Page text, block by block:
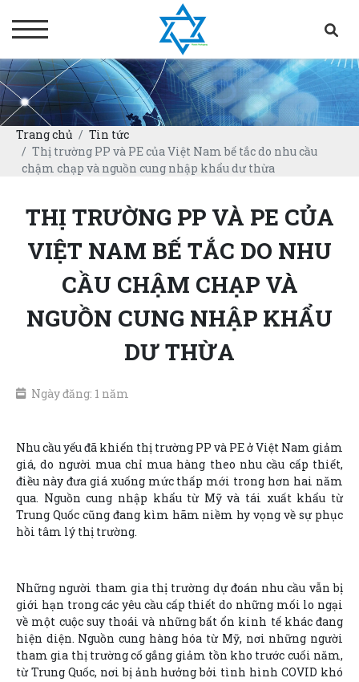
Trang chủ
Tin tức
Thị trường PP và PE của Việt Nam bế tắc do nhu cầu
chậm chạp và nguồn cung nhập khẩu dư thừa
THỊ TRƯỜNG PP VÀ PE CỦA
VIỆT NAM BẾ TẮC DO NHU
CẦU CHẬM CHẠP VÀ
NGUỒN CUNG NHẬP KHẨU
DƯ THỪA
Ngày đăng: 1 năm
Nhu cầu yếu đã khiến thị trường PP và PE ở Việt Nam giảm
giá, do người mua chỉ mua hàng theo nhu cầu cấp thiết,
điều này đưa giá xuống mức thấp mới trong hơn hai năm
qua. Nguồn cung nhập khẩu từ Mỹ và tái xuất khẩu từ
Trung Quốc cũng đang kìm hãm niềm hy vọng về sự phục
hồi tâm lý thị trường.
Những người tham gia thị trường dự đoán nhu cầu vẫn bị
giới hạn trong các yêu cầu cấp thiết do những mối lo ngại
về một cuộc suy thoái và những bất ổn kinh tế khác đang
hiện diện. Nguồn cung hàng hóa từ Mỹ, nơi những người
tham gia thị trường cố gắng giảm tồn kho trước cuối năm,
từ Trung Quốc, nơi bị ảnh hưởng bởi tình hình COVID khó